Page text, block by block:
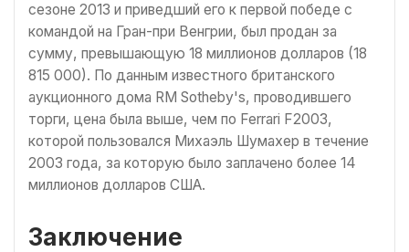
сезоне 2013 и приведший его к первой победе с
командой на Гран-при Венгрии, был продан за
сумму, превышающую 18 миллионов долларов (18
815 000). По данным известного британского
аукционного дома RM Sotheby's, проводившего
торги, цена была выше, чем по Ferrari F2003,
которой пользовался Михаэль Шумахер в течение
2003 года, за которую было заплачено более 14
миллионов долларов США.
Заключение